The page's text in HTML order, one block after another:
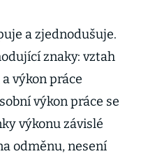
a zjednodušuje.
znaky: vztah
výkon práce
výkon práce se
výkonu závislé
odměnu, nesení